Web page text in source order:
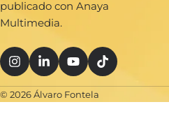
publicado con Anaya
Multimedia.
© 2026 Álvaro Fontela